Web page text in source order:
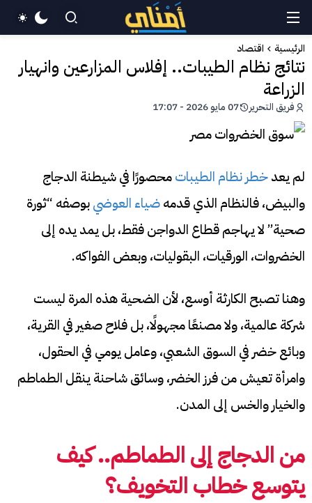
الرئيسية اقتصاد
نتائج نظام الطيبات.. إفلاس المزارعين وانهيار
الزراعة
فريق التحرير 07 مايو 2026 - 17:07
لم يعدخطر نظام الطيباتمحصورًا في شيطنة الدجاج
والبيض، فالنظام الذي قدمهضياء العوضيبوصفه “ثورة
صحية” لا يهاجم قطاع الدواجن فقط، بل يمد يده إلى
الخضروات، الورقيات، البقوليات، وبعض الفواكه.
وهنا تصبح الكارثة أوسع، لأن الضحية هذه المرة ليست
شركة عالمية، ولا مصنعًا مجهولًا، بل فلاح صغير في القرية،
وبائع خضر في السوق الشعبي، وعامل يومي في الحقول،
وامرأة تعيش من فرز الخضر، وسائق شاحنة ينقل الطماطم
والخيار والخس إلى المدن.
من الدجاج إلى الطماطم.. كيف
يتوسع خطاب التخويف؟